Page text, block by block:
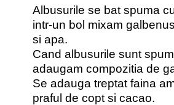
Albusurile se bat spuma
intr-un bol mixam
si apa.
Cand albusurile sunt
adaugam compozitia de
Se adauga treptat faina
praful de copt si cacao.